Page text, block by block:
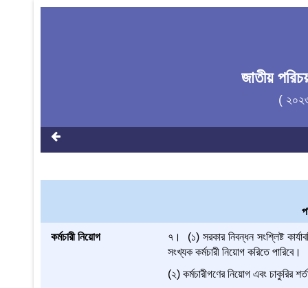
জাতীয়
(
কর্মচারী নিয়োগ
৭। (১) সরকার নিবন্ধন সংশ্লিষ্ট
সংখ্যক কর্মচারী নিয়োগ করিতে পারিবে।
(২) কর্মচারীগণের নিয়োগ এবং চাকুরির